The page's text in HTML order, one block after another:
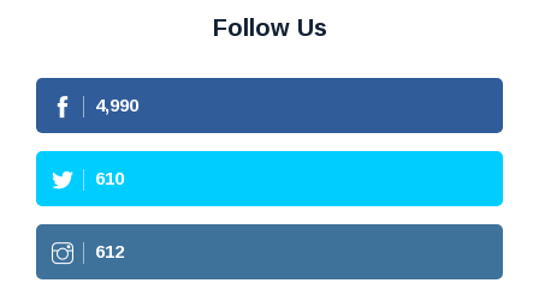
Follow Us
4,990
610
612